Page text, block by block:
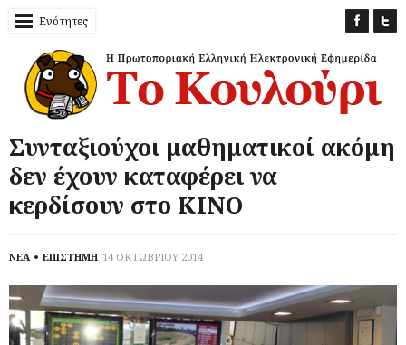
Ενότητες
Συνταξιούχοι μαθηματικοί ακόμη
δεν έχουν καταφέρει να
κερδίσουν στο ΚΙΝΟ
ΝΕΑ ΕΠΙΣΤΗΜΗ 14 ΟΚΤΩΒΡΙΟΥ 2014